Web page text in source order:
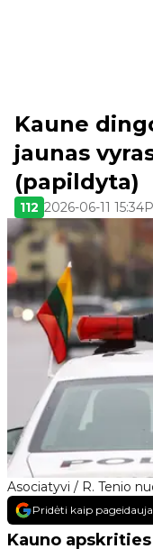
Asociatyvi / R. Tenio
Kaune
jaunas
(papildyta)
112 2026-06-11 15:34
Pridėti kaip
Kauno